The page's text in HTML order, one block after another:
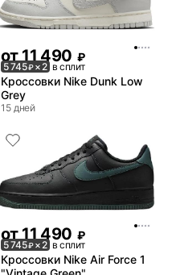
от11 490 ₽
5 745₽× 2 в сплит
Кроссовки Nike Dunk Low
Grey
15 дней
от 11 490 ₽
5 745₽× 2 в сплит
Кроссовки Nike Air Force 1